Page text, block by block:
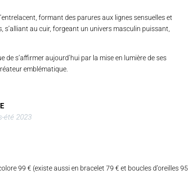
formant des parures aux lignes sensuelles et
s’alliant au cuir, forgeant un univers masculin puissant,
s’affirmer aujourd’hui par la mise en lumière de ses
emblématique.
été 2023
99 € (existe aussi en bracelet 79 € et boucles d’oreilles 95